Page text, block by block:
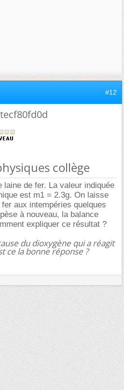
#12
collège
laine de fer. La valeur indiquée
est m1 = 2.3g. On laisse
aux intempéries quelques
à nouveau, la balance
expliquer ce résultat ?
du dioxygène qui a réagit
ce la bonne réponse ?